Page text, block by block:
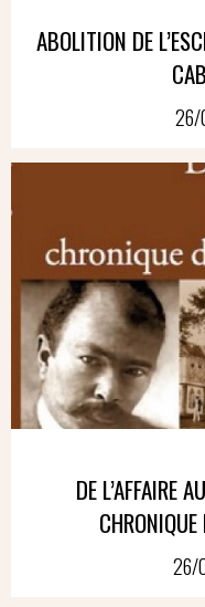
ABOLITION DE
26/
DE L’AFFAIRE
26/